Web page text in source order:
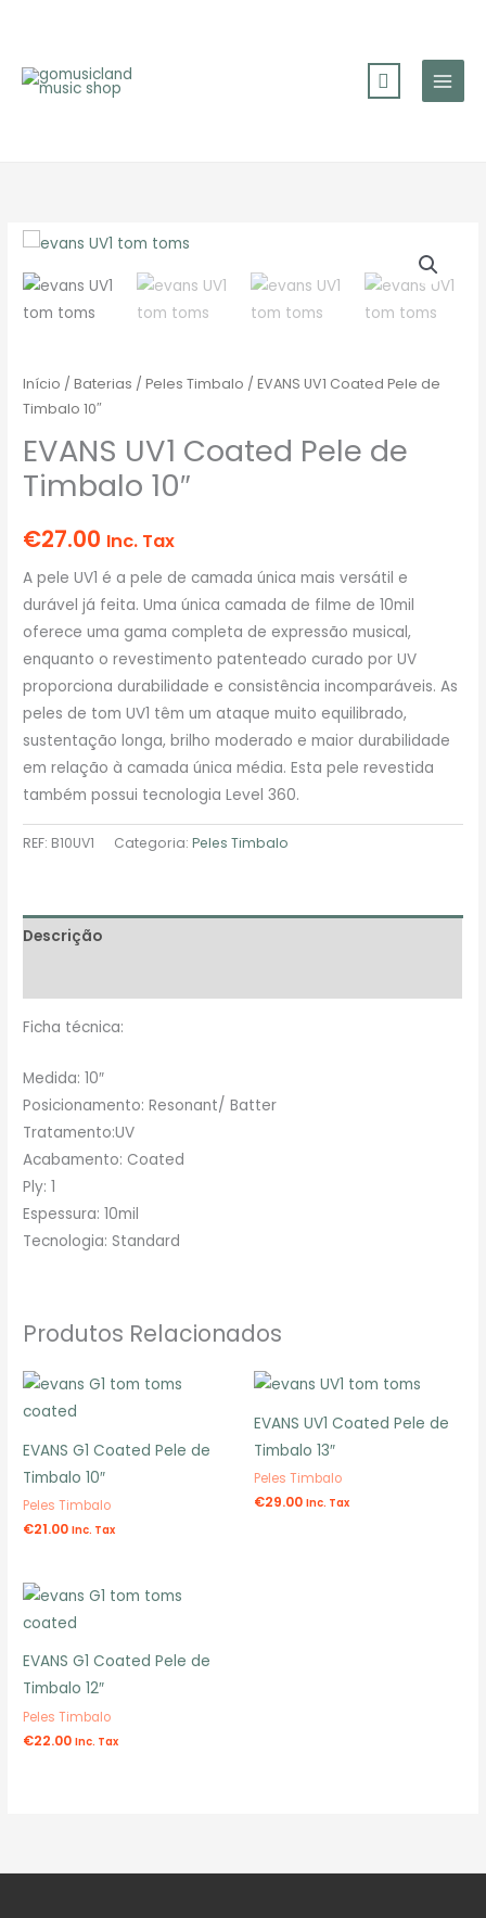
content
Início /Baterias /Peles Timbalo / EVANS UV1 Coated Pele de
Timbalo 10″
EVANS UV1 Coated Pele de
Timbalo 10″
€27.00 Inc. Tax
A pele UV1 é a pele de camada única mais versátil e
durável já feita. Uma única camada de filme de 10mil
oferece uma gama completa de expressão musical,
enquanto o revestimento patenteado curado por UV
proporciona durabilidade e consistência incomparáveis. As
peles de tom UV1 têm um ataque muito equilibrado,
sustentação longa, brilho moderado e maior durabilidade
em relação à camada única média. Esta pele revestida
também possui tecnologia Level 360.
REF: B10UV1 Categoria:Peles Timbalo
Descrição
Ficha técnica:
Medida: 10″
Posicionamento: Resonant/ Batter
Tratamento:UV
Acabamento: Coated
Ply: 1
Espessura: 10mil
Tecnologia: Standard
Produtos Relacionados
EVANS G1 Coated Pele de
Timbalo 10″
Peles Timbalo
€21.00 Inc. Tax
EVANS UV1 Coated Pele de
Timbalo 13″
Peles Timbalo
€29.00 Inc. Tax
EVANS G1 Coated Pele de
Timbalo 12″
Peles Timbalo
€22.00 Inc. Tax